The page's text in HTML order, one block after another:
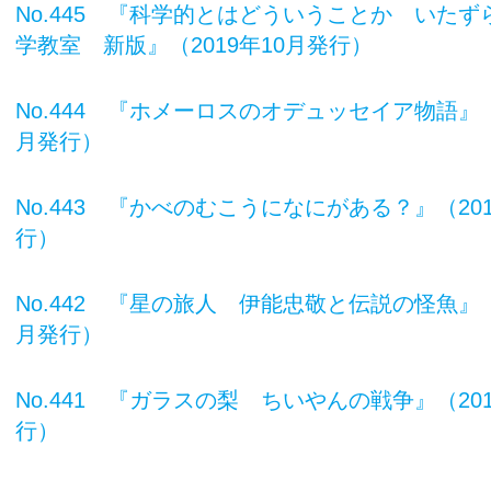
No.445 『科学的とはどういうことか いたず
学教室 新版』（2019年10月発行）
No.444 『ホメーロスのオデュッセイア物語』
月発行）
No.443 『かべのむこうになにがある？』（
行）
No.442 『星の旅人 伊能忠敬と伝説の怪魚』
月発行）
No.441 『ガラスの梨 ちいやんの戦争』（
行）